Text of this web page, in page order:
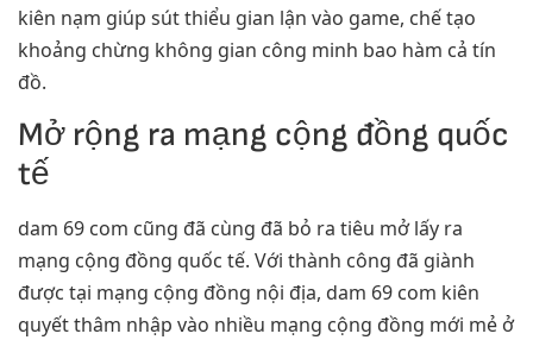
kiên nạm giúp sút thiểu gian lận vào game, chế tạo
khoảng chừng không gian công minh bao hàm cả tín
đồ.
Mở rộng ra mạng cộng đồng quốc
tế
dam 69 com cũng đã cùng đã bỏ ra tiêu mở lấy ra
mạng cộng đồng quốc tế. Với thành công đã giành
được tại mạng cộng đồng nội địa, dam 69 com kiên
quyết thâm nhập vào nhiều mạng cộng đồng mới mẻ ở